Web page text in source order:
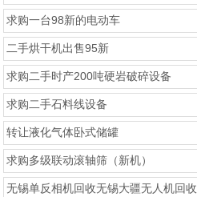
求购一台98新的电动车
二手烘干机出售95新
求购二手时产200吨硬岩破碎设备
求购二手石料线设备
转让液化气体卧式储罐
求购多级联动滚轴筛（新机）
无锡单反相机回收无锡大疆无人机回收